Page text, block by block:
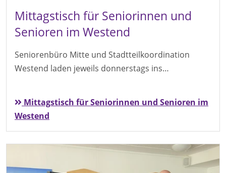
Mittagstisch für Seniorinnen und
Senioren im Westend
Seniorenbüro Mitte und Stadtteilkoordination
Westend laden jeweils donnerstags ins…
Mittagstisch für Seniorinnen und Senioren im
Westend